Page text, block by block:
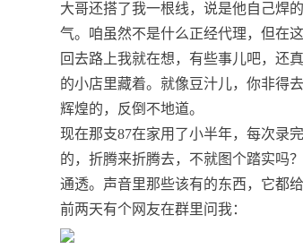
大哥还搭了我一根线，说是他自己焊
气。咱虽然不是什么正经代理，但在
回去路上我就在想，有些事儿吧，还
的小店里藏着。就像豆汁儿，你非得
辉煌的，反倒不地道。
现在那支87在家用了小半年，每次录
的，折腾来折腾去，不就图个踏实吗
通透。声音里那些该有的东西，它都
前两天有个网友在群里问我：